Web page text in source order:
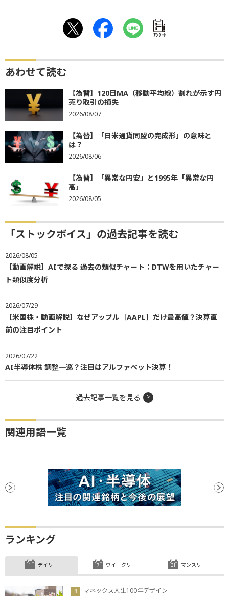
ｱﾝｹｰﾄ
あわせて読む
【為替】120日MA（移動平均線）割れが示す円
売り取引の損失
2026/08/07
【為替】「日米通貨同盟の完成形」の意味と
は？
2026/08/06
【為替】「異常な円安」と1995年「異常な円
高」
2026/08/05
「ストックボイス」の過去記事を読む
2026/08/05
【動画解説】AIで探る 過去の類似チャート：DTWを用いたチャー
ト類似度分析
2026/07/29
【米国株・動画解説】なぜアップル［AAPL］だけ最高値？決算直
前の注目ポイント
2026/07/22
AI半導体株 調整一巡？注目はアルファベット決算！
過去記事一覧を見る
関連用語一覧
ランキング
デイリー
マネックス人生100年デザイン
ウイークリー マンスリー